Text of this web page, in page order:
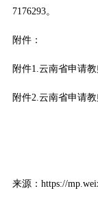
7176293。
附件：
附件1.云南省申请
附件2.云南省申请
来源：https://